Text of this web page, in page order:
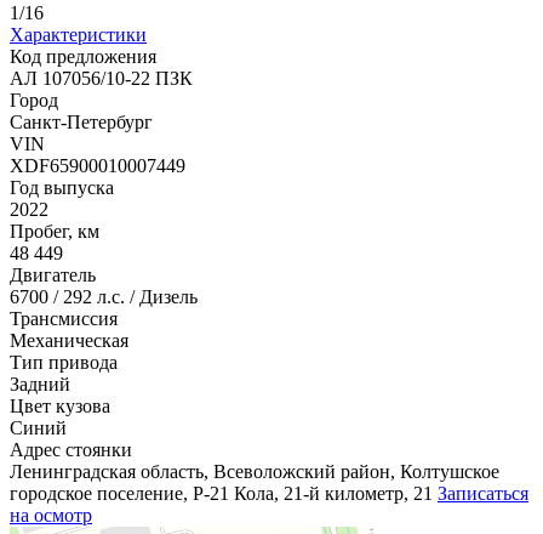
1/16
Характеристики
Код предложения
АЛ 107056/10-22 ПЗК
Город
Санкт-Петербург
VIN
XDF65900010007449
Год выпуска
2022
Пробег, км
48 449
Двигатель
6700 / 292 л.с. / Дизель
Трансмиссия
Механическая
Тип привода
Задний
Цвет кузова
Синий
Адрес стоянки
Ленинградская область, Всеволожский район, Колтушское
городское поселение, Р-21 Кола, 21-й километр, 21 Записаться
на осмотр